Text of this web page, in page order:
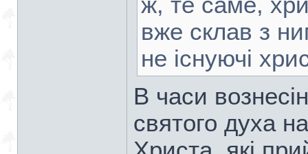
вже склав з
не існуючі
В часи
святого духа